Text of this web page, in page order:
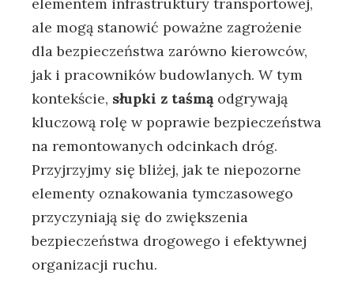
elementem infrastruktury transportowej,
ale mogą stanowić poważne zagrożenie
dla bezpieczeństwa zarówno kierowców,
jak i pracowników budowlanych. W tym
kontekście, słupki z taśmąodgrywają
kluczową rolę w poprawie bezpieczeństwa
na remontowanych odcinkach dróg.
Przyjrzyjmy się bliżej, jak te niepozorne
elementy oznakowania tymczasowego
przyczyniają się do zwiększenia
bezpieczeństwa drogowego i efektywnej
organizacji ruchu.